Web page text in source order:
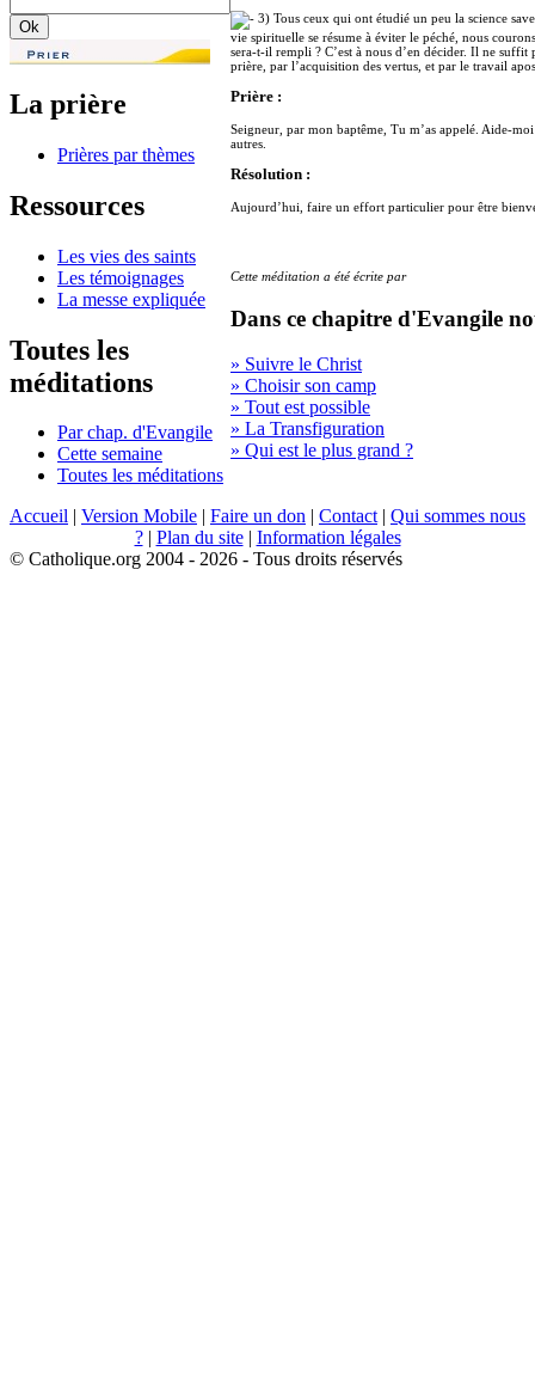
La prière
Prières par thèmes
Ressources
Les vies des saints
Les témoignages
La messe expliquée
Toutes les
méditations
Par chap. d'Evangile
Cette semaine
Toutes les méditations
3) Tous ceux qui ont étudié un peu la science
vie spirituelle se résume à éviter le péché, nous
sera-t-il rempli ? C’est à nous d’en décider. Il ne
prière, par l’acquisition des vertus, et par le travail
Prière :
Seigneur, par mon baptême, Tu m’as appelé. Aide-
autres.
Résolution :
Aujourd’hui, faire un effort particulier pour être
Cette méditation a été écrite par
Dans ce chapitre d'Evangile
» Suivre le Christ
» Choisir son camp
» Tout est possible
» La Transfiguration
» Qui est le plus grand ?
Accueil | Version Mobile | Faire un don | Contact | Qui sommes nous
?| Plan du site| Information légales
© Catholique.org 2004 - 2026 - Tous droits réservés